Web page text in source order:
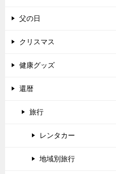
父の日
クリスマス
健康グッズ
還暦
旅行
レンタカー
地域別旅行